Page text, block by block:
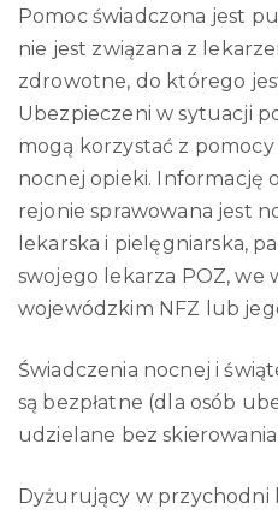
Pomoc świadczona jest
nie jest związana z
zdrowotne, do którego
Ubezpieczeni w sytuacji
mogą korzystać z
nocnej opieki. Informację
rejonie sprawowana jest
lekarska i pielęgniarska,
swojego lekarza POZ, we
wojewódzkim NFZ lub
Świadczenia nocnej i
są bezpłatne (dla osób
udzielane bez skierowania.
Dyżurujący w przychodni